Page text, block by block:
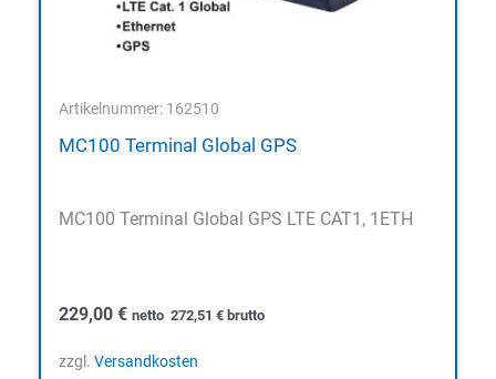
Artikelnummer: 162510
MC100 Terminal Global GPS
MC100 Terminal Global GPS LTE CAT1, 1ETH
229,00 € netto 272,51 € brutto
zzgl. Versandkosten